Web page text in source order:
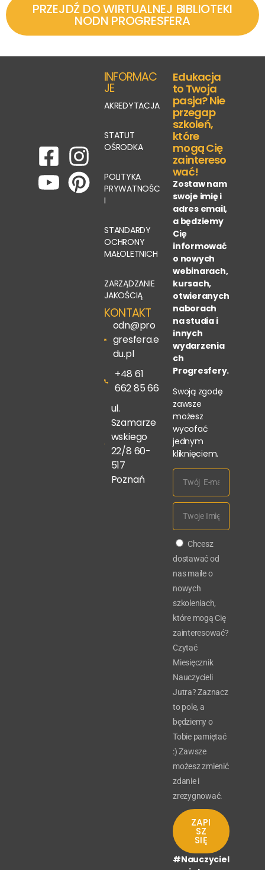
PRZEJDŹ DO WIRTUALNEJ BIBLIOTEKI
NODN PROGRESFERA
INFORMAC
JE
AKREDYTACJA
STATUT
OŚRODKA
POLITYKA
PRYWATNOŚC
I
STANDARDY
OCHRONY
MAŁOLETNICH
ZARZĄDZANIE
JAKOŚCIĄ
KONTAKT
odn@pro
gresfera.e
du.pl
+48 61
662 85 66
ul.
Szamarze
wskiego
22/8 60-
517
Poznań
Edukacja
to Twoja
pasja? Nie
przegap
szkoleń,
które
mogą Cię
zaintereso
wać!
Zostaw nam
swoje imię i
adres email,
a będziemy
Cię
informować
o nowych
webinarach,
kursach,
otwieranych
naborach
na studia i
innych
wydarzenia
ch
Progresfery.
Swoją zgodę
zawsze
możesz
wycofać
jednym
kliknięciem.
Chcesz
dostawać od
nas maile o
nowych
szkoleniach,
które mogą Cię
zainteresować?
Czytać
Miesięcznik
Nauczycieli
Jutra? Zaznacz
to pole, a
będziemy o
Tobie pamiętać
:) Zawsze
możesz zmienić
zdanie i
zrezygnować.
ZAPI
SZ
SIĘ
#Nauczyciel